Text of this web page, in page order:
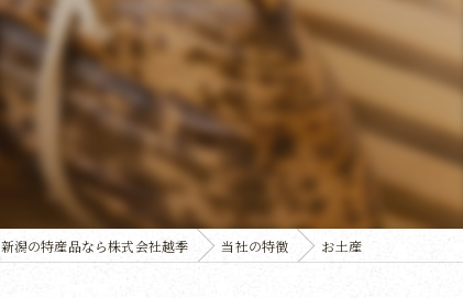
新潟の特産品なら株式会社越季 当社の特徴 お土産